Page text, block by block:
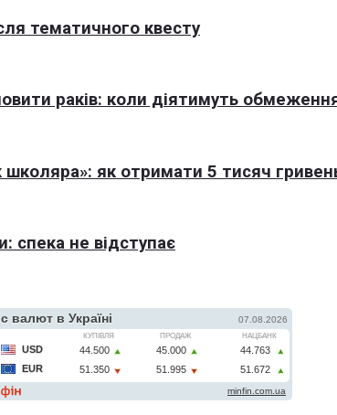
тематичного квесту
раків: коли діятимуть
як отримати 5 тисяч
спека не відступає